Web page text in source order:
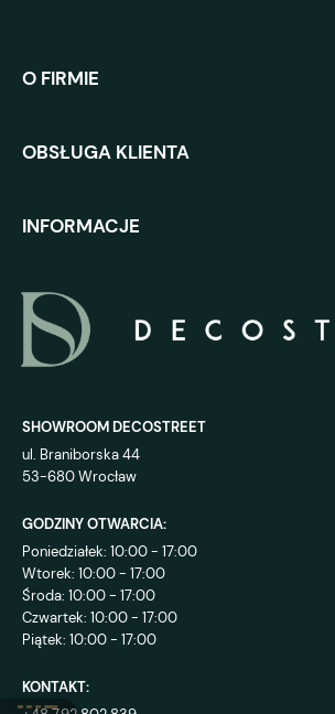
O FIRMIE
OBSŁUGA KLIENTA
INFORMACJE
SHOWROOM DECOSTREET
ul. Braniborska 44
53-680 Wrocław
GODZINY OTWARCIA:
Poniedziałek: 10:00 - 17:00
Wtorek: 10:00 - 17:00
Środa: 10:00 - 17:00
Czwartek: 10:00 - 17:00
Piątek: 10:00 - 17:00
KONTAKT: